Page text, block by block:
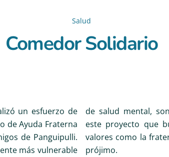
Salud
Comedor Solidario
un esfuerzo de
de Ayuda Fraterna
de Panguipulli.
más vulnerable
de salud mental,
este proyecto que
valores como la
prójimo.